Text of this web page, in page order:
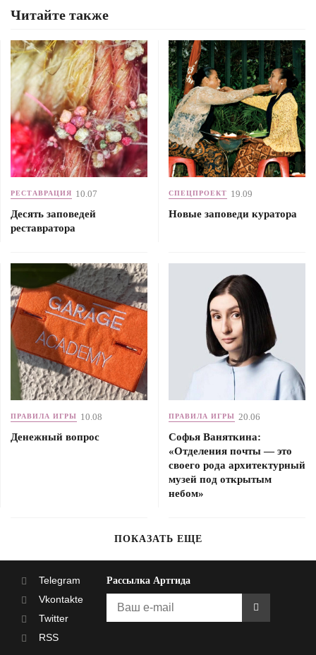
Читайте также
РЕСТАВРАЦИЯ 10.07
Десять заповедей
реставратора
СПЕЦПРОЕКТ 19.09
Новые заповеди куратора
ПРАВИЛА ИГРЫ 10.08
Денежный вопрос
ПРАВИЛА ИГРЫ 20.06
Софья Ваняткина:
«Отделения почты — это
своего рода архитектурный
музей под открытым
небом»
ПОКАЗАТЬ ЕЩЕ
Telegram
Vkontakte
Twitter
RSS
Рассылка Артгида